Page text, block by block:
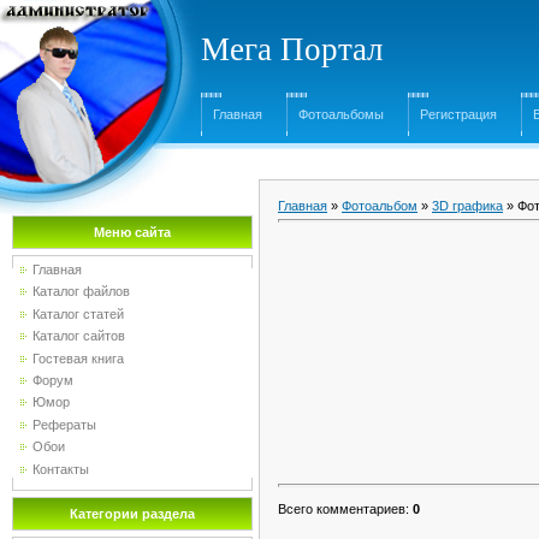
Мега Портал
Главная Фотоальбомы Регистрация
Меню сайта
Главная
Каталог файлов
Каталог статей
Каталог сайтов
Гостевая книга
Форум
Юмор
Рефераты
Обои
Контакты
Категории раздела
Главная » Фотоальбом » 3D графика »
Всего комментариев: 0